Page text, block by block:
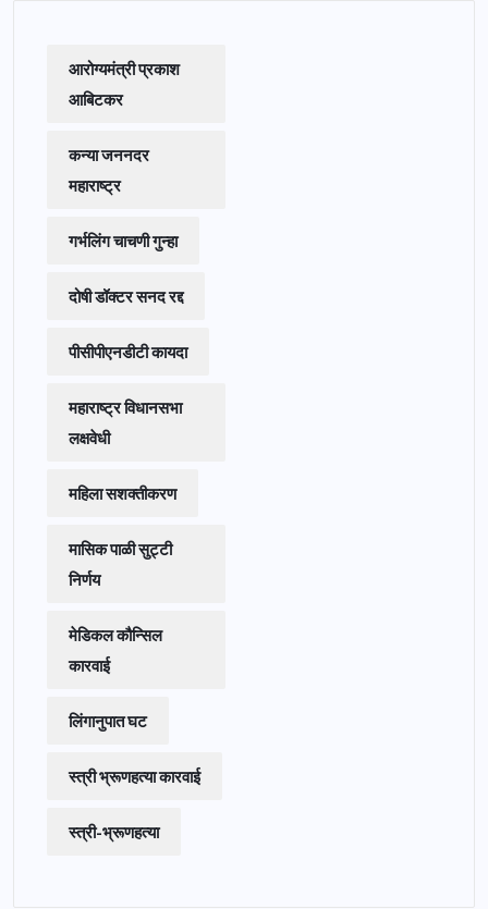
आरोग्यमंत्री प्रकाश
आबिटकर
कन्या जननदर
महाराष्ट्र
गर्भलिंग चाचणी गुन्हा
दोषी डॉक्टर सनद रद्द
पीसीपीएनडीटी कायदा
महाराष्ट्र विधानसभा
लक्षवेधी
महिला सशक्तीकरण
मासिक पाळी सुट्टी
निर्णय
मेडिकल कौन्सिल
कारवाई
लिंगानुपात घट
स्त्री भ्रूणहत्या कारवाई
स्त्री-भ्रूणहत्या